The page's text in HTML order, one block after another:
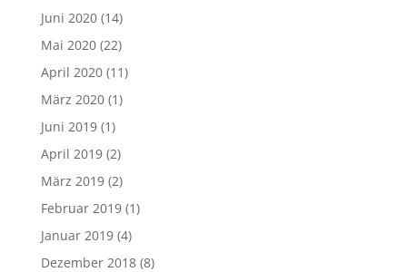
Juni 2020(14)
Mai 2020(22)
April 2020(11)
März 2020(1)
Juni 2019(1)
April 2019(2)
März 2019(2)
Februar 2019(1)
Januar 2019(4)
Dezember 2018(8)